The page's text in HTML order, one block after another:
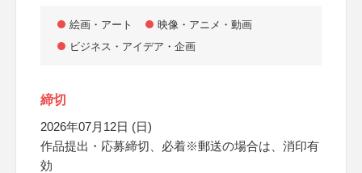
絵画・アート
映像・アニメ・動画
ビジネス・アイデア・企画
締切
2026年07月12日 (日)
作品提出・応募締切、必着※郵送の場合は、消印有
効